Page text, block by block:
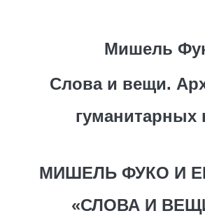
Мишель
Слова и вещи.
гуманитарных
МИШЕЛЬ ФУКО И
«СЛОВА И